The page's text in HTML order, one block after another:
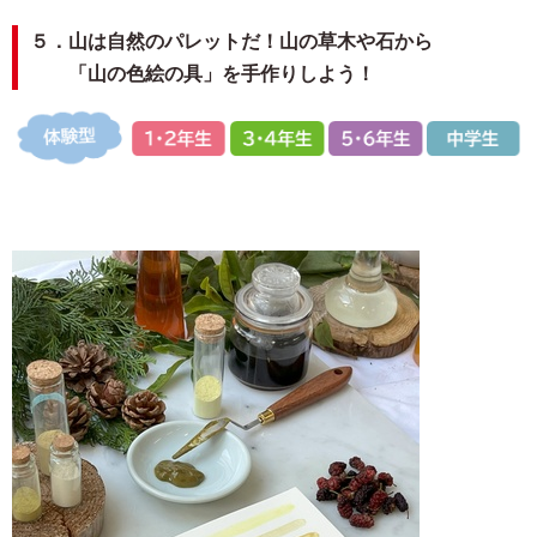
５．山は自然のパレットだ！山の草木や石から
「山の色絵の具」を手作りしよう！